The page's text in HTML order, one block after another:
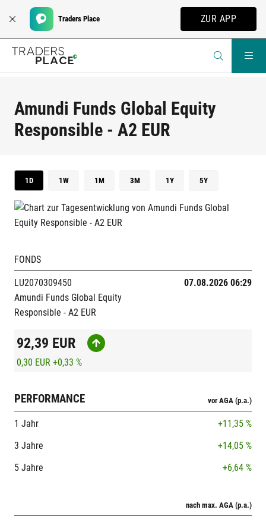
Traders Place ZUR APP
Amundi Funds Global Equity
Responsible - A2 EUR
1D 1W 1M 3M 1Y 5Y
FONDS
LU2070309450
Amundi Funds Global Equity
Responsible - A2 EUR
07.08.2026 06:29
92,39 EUR
0,30 EUR +0,33 %
PERFORMANCE vor AGA (p.a.)
1 Jahr
+11,35 %
3 Jahre
+14,05 %
5 Jahre
+6,64 %
nach max. AGA (p.a.)